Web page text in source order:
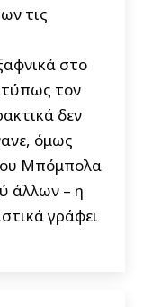
τις
στο
τον
δεν
όμως
Μπόμπολα
άλλων – η
γράφει